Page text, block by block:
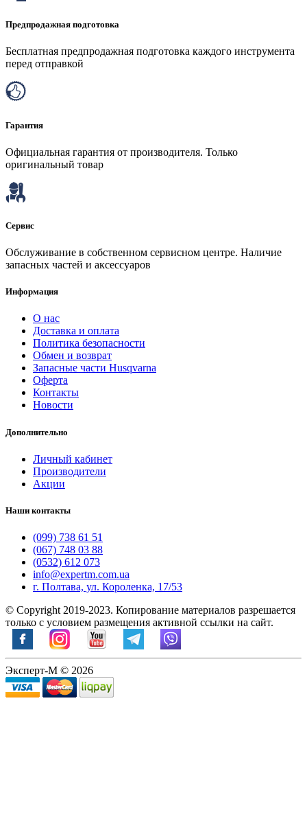
Предпродажная подготовка
Бесплатная предпродажная подготовка каждого инструмента
перед отправкой
Гарантия
Официальная гарантия от производителя. Только
оригинальный товар
Сервис
Обслуживание в собственном сервисном центре. Наличие
запасных частей и аксессуаров
Информация
О нас
Доставка и оплата
Политика безопасности
Обмен и возврат
Запасные части Husqvarna
Оферта
Контакты
Новости
Дополнительно
Личный кабинет
Производители
Акции
Наши контакты
(099) 738 61 51
(067) 748 03 88
(0532) 612 073
info@expertm.com.ua
г. Полтава, ул. Короленка, 17/53
© Copyright 2019-2023. Копирование материалов разрешается
только с условием размещения активной ссылки на сайт.
Эксперт-М © 2026